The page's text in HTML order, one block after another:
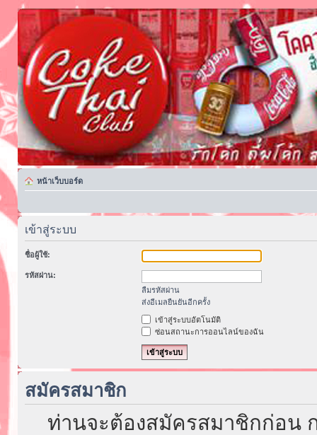
หน้าเว็บบอร์ด
เข้าสู่ระบบ
ชื่อผู้ใช้:
รหัสผ่าน:
ลืมรหัสผ่าน
ส่งอีเมลยืนยันอีกครั้ง
เข้าสู่ระบบอัตโนมัติ
ซ่อนสถานะการออนไลน์ของฉัน
สมัครสมาชิก
ท่านจะต้องสมัครสมาชิกก่อน